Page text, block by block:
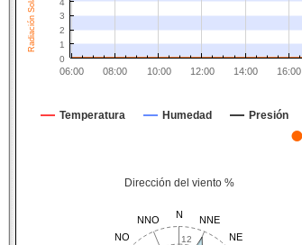
Temperatura Humedad Presión
06:00 08:00 10:00 12:00 14:00 16:00
0
1
2
3
4
Dirección del viento %
N
NNE
NE
NO
NNO
12